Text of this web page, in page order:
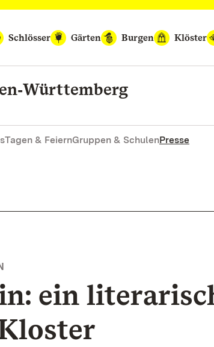
Schlösser
Gärten Burgen Klöster
Tagen & FeiernGruppen & SchulenPresse
ein